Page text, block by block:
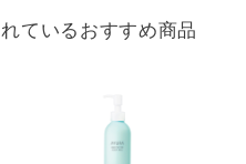
ているおすすめ商品